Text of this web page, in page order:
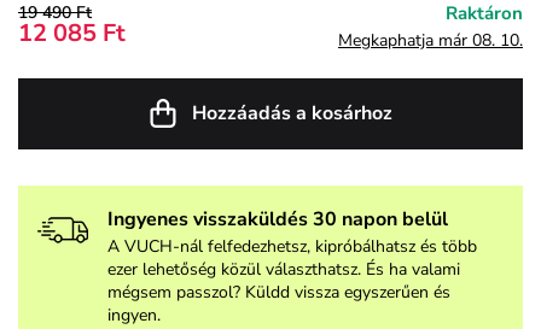
19 490 Ft
12 085 Ft
Raktáron
Megkaphatja már 08. 10.
Hozzáadás a kosárhoz
Ingyenes visszaküldés 30 napon belül
A VUCH-nál felfedezhetsz, kipróbálhatsz és több
ezer lehetőség közül választhatsz. És ha valami
mégsem passzol? Küldd vissza egyszerűen és
ingyen.